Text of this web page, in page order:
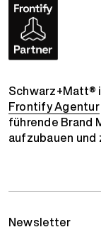
Frontify Agentur
führende Brand
aufzubauen und
Newsletter